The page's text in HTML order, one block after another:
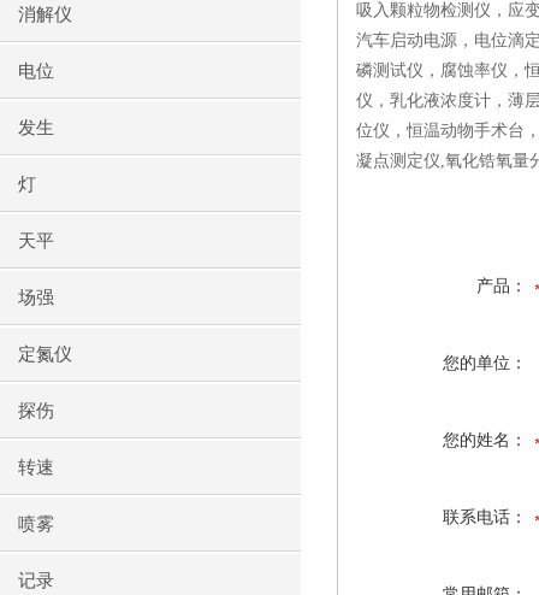
消解仪
电位
发生
灯
天平
场强
定氮仪
探伤
转速
喷雾
记录
吸入颗粒物检测仪，应
汽车启动电源，电位滴
磷测试仪，腐蚀率仪，
仪，乳化液浓度计，薄
位仪，恒温动物手术台
凝点测定仪,氧化锆氧量
产品：
您的单位：
您的姓名：
联系电话：